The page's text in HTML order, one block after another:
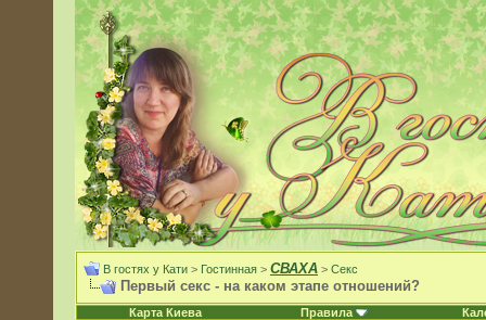
В гостях у Кати > Гостинная > СВАХА > Секс
Первый секс - на каком этапе отношений?
Карта Киева Правила